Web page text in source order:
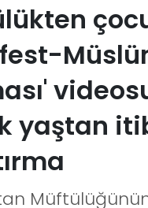
yaştan